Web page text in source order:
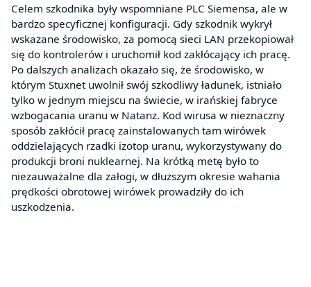
Celem szkodnika były wspomniane PLC Siemensa, ale w
bardzo specyficznej konfiguracji. Gdy szkodnik wykrył
wskazane środowisko, za pomocą sieci LAN przekopiował
się do kontrolerów i uruchomił kod zakłócający ich pracę.
Po dalszych analizach okazało się, że środowisko, w
którym Stuxnet uwolnił swój szkodliwy ładunek, istniało
tylko w jednym miejscu na świecie, w irańskiej fabryce
wzbogacania uranu w Natanz. Kod wirusa w nieznaczny
sposób zakłócił pracę zainstalowanych tam wirówek
oddzielających rzadki izotop uranu, wykorzystywany do
produkcji broni nuklearnej. Na krótką metę było to
niezauważalne dla załogi, w dłuższym okresie wahania
prędkości obrotowej wirówek prowadziły do ich
uszkodzenia.